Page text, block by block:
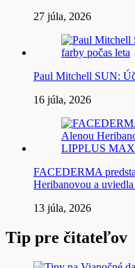
27 júla, 2026
Paul Mitchell SUN:
16 júla, 2026
FACEDERMA
Heribanovou a
13 júla, 2026
Tip pre čitateľov